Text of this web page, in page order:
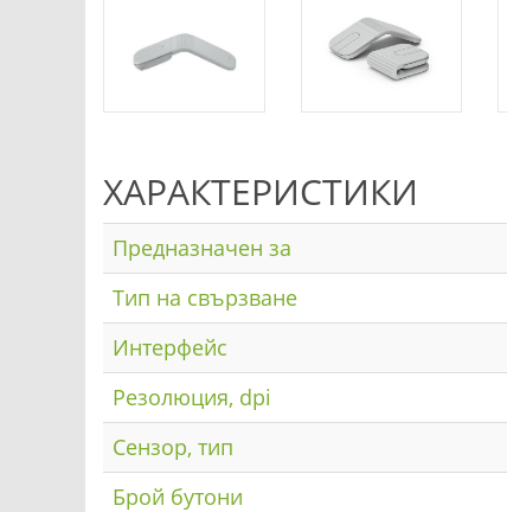
ХАРАКТЕРИСТИКИ
Предназначен за
Тип на свързване
Интерфейс
Резолюция, dpi
Сензор, тип
Брой бутони